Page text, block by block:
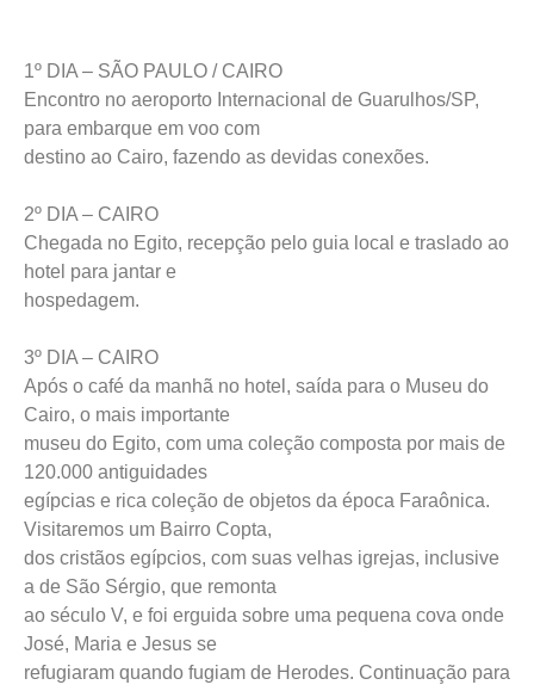
1º DIA – SÃO PAULO / CAIRO
Encontro no aeroporto Internacional de Guarulhos/SP,
para embarque em voo com
destino ao Cairo, fazendo as devidas conexões.
2º DIA – CAIRO
Chegada no Egito, recepção pelo guia local e traslado ao
hotel para jantar e
hospedagem.
3º DIA – CAIRO
Após o café da manhã no hotel, saída para o Museu do
Cairo, o mais importante
museu do Egito, com uma coleção composta por mais de
120.000 antiguidades
egípcias e rica coleção de objetos da época Faraônica.
Visitaremos um Bairro Copta,
dos cristãos egípcios, com suas velhas igrejas, inclusive
a de São Sérgio, que remonta
ao século V, e foi erguida sobre uma pequena cova onde
José, Maria e Jesus se
refugiaram quando fugiam de Herodes. Continuação para